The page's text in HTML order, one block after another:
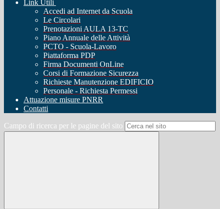
Link Utili
Accedi ad Internet da Scuola
Le Circolari
Prenotazioni AULA 13-TC
Piano Annuale delle Attività
PCTO - Scuola-Lavoro
Piattaforma PDP
Firma Documenti OnLine
Corsi di Formazione Sicurezza
Richieste Manutenzione EDIFICIO
Personale - Richiesta Permessi
Attuazione misure PNRR
Contatti
Campo di ricerca per le pagine del sito